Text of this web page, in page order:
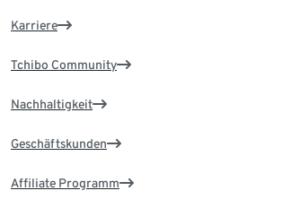
Karriere
Tchibo Community
Nachhaltigkeit
Geschäftskunden
Affiliate Programm